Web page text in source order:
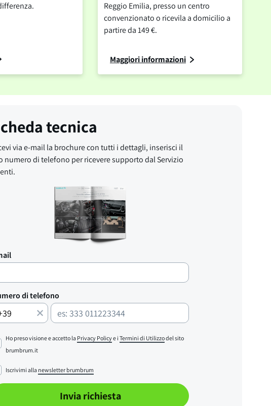
Reggio Emilia, presso un centro
convenzionato o ricevila a domicilio a
partire da 149 €.
Maggiori informazioni
tecnica
via e-mail la brochure con tutti i dettagli, inserisci il
numero di telefono per ricevere supporto dal Servizio
di telefono
Ho preso visione e accetto la Privacy Policye i Termini di Utilizzodel sito
brumbrum.it
Iscrivimi alla newsletter brumbrum
Invia richiesta